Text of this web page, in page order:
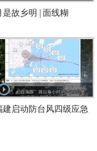
是故乡明 | 面线糊
建启动防台风四级应急